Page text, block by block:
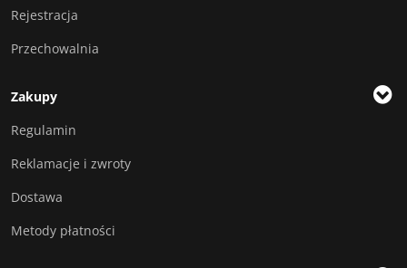
Rejestracja
Przechowalnia
Zakupy
Regulamin
Reklamacje i zwroty
Dostawa
Metody płatności